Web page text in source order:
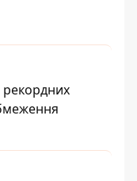
рекордних